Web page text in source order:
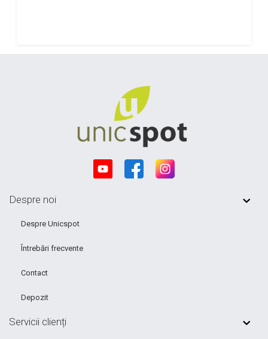
Despre noi
Despre Unicspot
Întrebări frecvente
Contact
Depozit
Servicii clienți